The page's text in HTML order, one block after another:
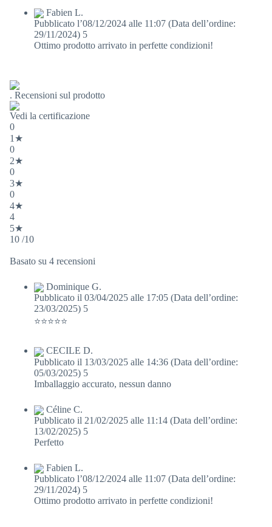
Fabien L.
Pubblicato l’08/12/2024 alle 11:07 (Data dell’ordine:
29/11/2024) 5
Ottimo prodotto arrivato in perfette condizioni!
. Recensioni sul prodotto
Vedi la certificazione
0
1★
0
2★
0
3★
0
4★
4
5★
10 /10
Basato su 4 recensioni
Dominique G.
Pubblicato il 03/04/2025 alle 17:05 (Data dell’ordine:
23/03/2025) 5
⭐️⭐️⭐️⭐️⭐️
CECILE D.
Pubblicato il 13/03/2025 alle 14:36 (Data dell’ordine:
05/03/2025) 5
Imballaggio accurato, nessun danno
Céline C.
Pubblicato il 21/02/2025 alle 11:14 (Data dell’ordine:
13/02/2025) 5
Perfetto
Fabien L.
Pubblicato l’08/12/2024 alle 11:07 (Data dell’ordine:
29/11/2024) 5
Ottimo prodotto arrivato in perfette condizioni!